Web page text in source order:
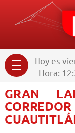
Hoy es
- Hora:
GRAN